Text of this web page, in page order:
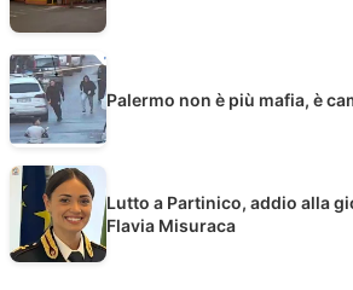
Palermo non è più mafia, è
Lutto a Partinico, addio alla
Flavia Misuraca